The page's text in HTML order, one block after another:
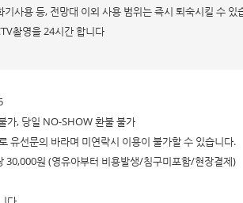
사용 등, 전망대 이외 사용 범위는 즉시 퇴숙시킬 수 있
촬영을 24시간 합니다
가, 당일 NO-SHOW 환불 불가
유선문의 바라며 미연락시 이용이 불가할 수 있습니다.
30,000원 (영유아부터 비용발생/침구미포함/현장결제)